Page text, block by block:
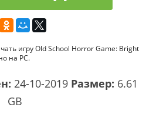
игру Old School Horror Game: Bright
на PC.
24-10-2019 Размер: 6.61
GB